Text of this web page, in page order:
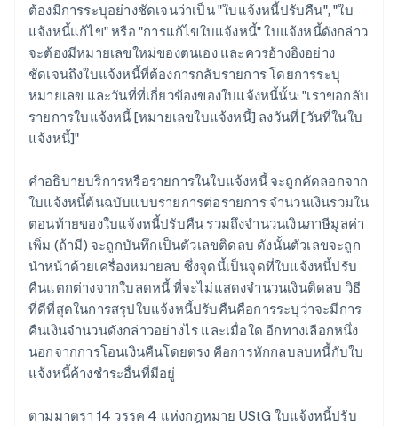
ต้องมีการระบุอย่างชัดเจนว่าเป็น "ใบแจ้งหนี้ปรับคืน", "ใบ
แจ้งหนี้แก้ไข" หรือ "การแก้ไขใบแจ้งหนี้" ใบแจ้งหนี้ดังกล่าว
จะต้องมีหมายเลขใหม่ของตนเอง และควรอ้างอิงอย่าง
ชัดเจนถึงใบแจ้งหนี้ที่ต้องการกลับรายการ โดยการระบุ
หมายเลข และวันที่ที่เกี่ยวข้องของใบแจ้งหนี้นั้น: "เราขอกลับ
รายการใบแจ้งหนี้ [หมายเลขใบแจ้งหนี้] ลงวันที่ [วันที่ในใบ
แจ้งหนี้]"
คำอธิบายบริการหรือรายการในใบแจ้งหนี้ จะถูกคัดลอกจาก
ใบแจ้งหนี้ต้นฉบับแบบรายการต่อรายการ จำนวนเงินรวมใน
ตอนท้ายของใบแจ้งหนี้ปรับคืน รวมถึงจำนวนเงินภาษีมูลค่า
เพิ่ม (ถ้ามี) จะถูกบันทึกเป็นตัวเลขติดลบ ดังนั้นตัวเลขจะถูก
นำหน้าด้วยเครื่องหมายลบ ซึ่งจุดนี้เป็นจุดที่ใบแจ้งหนี้ปรับ
คืนแตกต่างจากใบลดหนี้ ที่จะไม่แสดงจำนวนเงินติดลบ วิธี
ที่ดีที่สุดในการสรุปใบแจ้งหนี้ปรับคืนคือการระบุว่าจะมีการ
คืนเงินจำนวนดังกล่าวอย่างไร และเมื่อใด อีกทางเลือกหนึ่ง
นอกจากการโอนเงินคืนโดยตรง คือการหักกลบลบหนี้กับใบ
แจ้งหนี้ค้างชำระอื่นที่มีอยู่
ตามมาตรา 14 วรรค 4 แห่งกฎหมาย UStG ใบแจ้งหนี้ปรับ